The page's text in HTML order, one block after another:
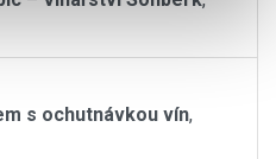
s ochutnávkou vín,